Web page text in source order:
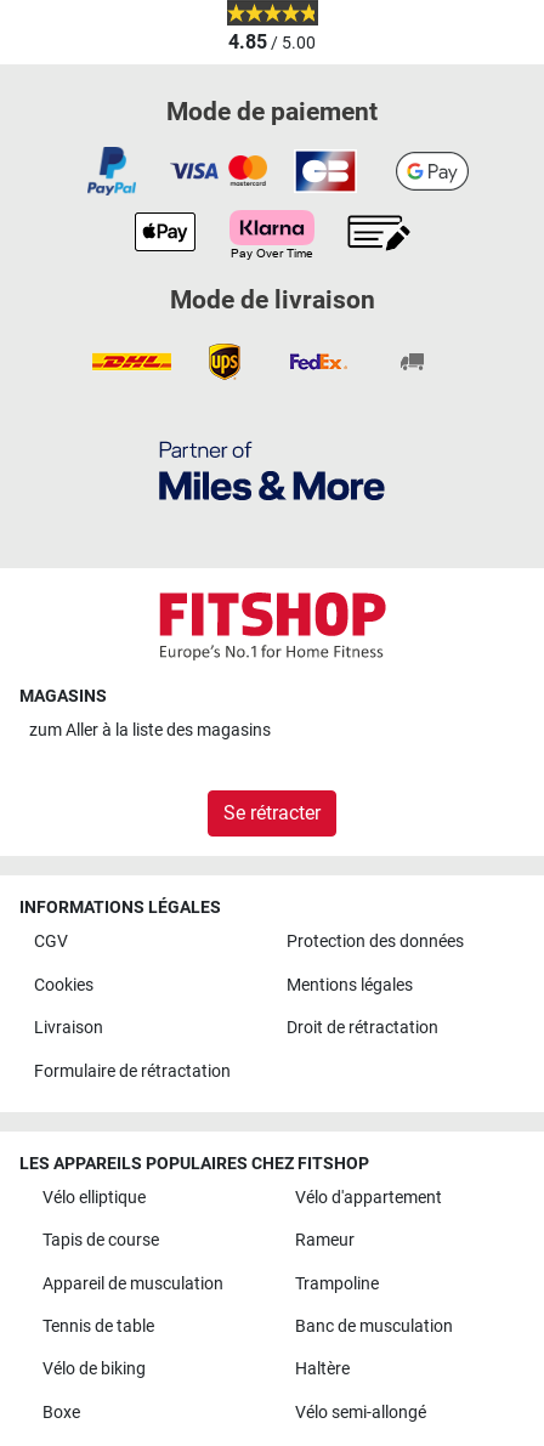
4.85/ 5.00
Mode de paiement
Mode de livraison
MAGASINS
zumAller à la liste des magasins
Se rétracter
INFORMATIONS LÉGALES
CGV
Protection des données
Cookies Mentions légales
Livraison Droit de rétractation
Formulaire de rétractation
LES APPAREILS POPULAIRES CHEZ FITSHOP
Vélo elliptique
Vélo d'appartement
Tapis de course Rameur
Appareil de musculation Trampoline
Tennis de table Banc de musculation
Vélo de biking Haltère
Boxe Vélo semi-allongé